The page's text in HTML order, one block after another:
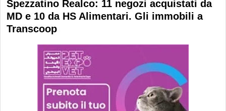
Spezzatino Realco: 11 negozi acquistati da
MD e 10 da HS Alimentari. Gli immobili a
Transcoop